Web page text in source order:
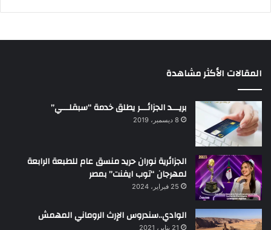
المقالات الأكثر مشاهدة
بريـــد الجزائـــر يطلق خدمة “سبقلـــي”
8 ديسمبر، 2019
الجزائرية نوران حريد منسق عام للطبعة الرابعة
لمهرجان “توب ايفنت” بمصر
25 فبراير، 2024
الوادي..سندروس الإرث الروماني المهمش
21 يناير، 2021